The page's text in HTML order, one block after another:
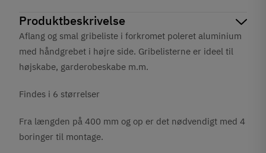
Produktbeskrivelse
Aflang og smal gribeliste i forkromet poleret aluminium
med håndgrebet i højre side. Gribelisterne er ideel til
højskabe, garderobeskabe m.m.
Findes i 6 størrelser
Fra længden på 400 mm og op er det nødvendigt med 4
boringer til montage.